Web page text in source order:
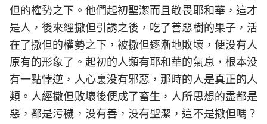
但的權勢之下。他們起初聖潔而且敬畏耶和華，這才
是人，後來經撒但引誘之後，吃了善惡樹的果子，活
在了撒但的權勢之下，被撒但逐漸地敗壞，便没有人
原有的形象了。起初的人類有耶和華的氣息，根本没
有一點悖逆，人心裏没有邪惡，那時的人是真正的人
類。人經撒但敗壞後便成了畜生，人所思想的盡都是
惡，都是污穢，没有善，没有聖潔，這不是撒但嗎？